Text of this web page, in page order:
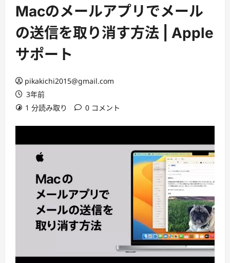
Macのメールアプリでメール
の送信を取り消す方法 | Apple
サポート
pikakichi2015@gmail.com
3年前
1 分読み取り
0 コメント